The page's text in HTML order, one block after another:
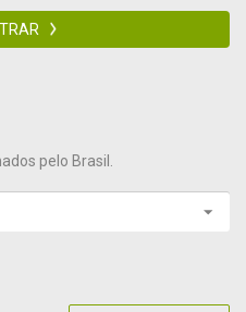
pelo Brasil.